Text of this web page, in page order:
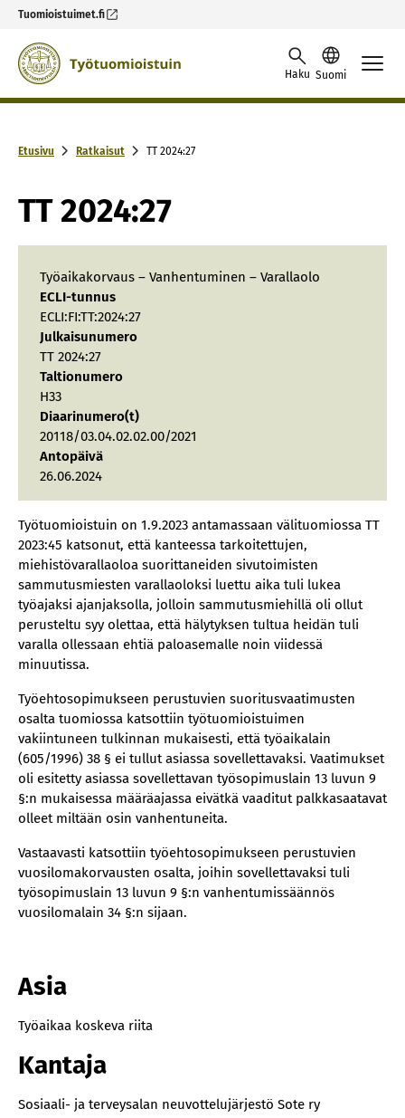
Tuomioistuimet.fi
Skip to content -saavutettavuusohje
Haku Suomi
Etusivu Ratkaisut TT 2024:27
TT 2024:27
Työaikakorvaus – Vanhentuminen – Varallaolo
ECLI-tunnus
ECLI:FI:TT:2024:27
Julkaisunumero
TT 2024:27
Taltionumero
H33
Diaarinumero(t)
20118/03.04.02.02.00/2021
Antopäivä
26.06.2024
Työtuomioistuin on 1.9.2023 antamassaan välituomiossa TT
2023:45 katsonut, että kanteessa tarkoitettujen,
miehistövarallaoloa suorittaneiden sivutoimisten
sammutusmiesten varallaoloksi luettu aika tuli lukea
työajaksi ajanjaksolla, jolloin sammutusmiehillä oli ollut
perusteltu syy olettaa, että hälytyksen tultua heidän tuli
varalla ollessaan ehtiä paloasemalle noin viidessä
minuutissa.
Työehtosopimukseen perustuvien suoritusvaatimusten
osalta tuomiossa katsottiin työtuomioistuimen
vakiintuneen tulkinnan mukaisesti, että työaikalain
(605/1996) 38 § ei tullut asiassa sovellettavaksi. Vaatimukset
oli esitetty asiassa sovellettavan työsopimuslain 13 luvun 9
§:n mukaisessa määräajassa eivätkä vaaditut palkkasaatavat
olleet miltään osin vanhentuneita.
Vastaavasti katsottiin työehtosopimukseen perustuvien
vuosilomakorvausten osalta, joihin sovellettavaksi tuli
työsopimuslain 13 luvun 9 §:n vanhentumissäännös
vuosilomalain 34 §:n sijaan.
Asia
Työaikaa koskeva riita
Kantaja
Sosiaali- ja terveysalan neuvottelujärjestö Sote ry